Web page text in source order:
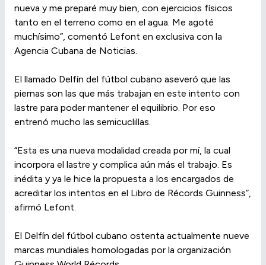
nueva y me preparé muy bien, con ejercicios físicos
tanto en el terreno como en el agua. Me agoté
muchísimo”, comentó Lefont en exclusiva con la
Agencia Cubana de Noticias.
El llamado Delfín del fútbol cubano aseveró que las
piernas son las que más trabajan en este intento con
lastre para poder mantener el equilibrio. Por eso
entrenó mucho las semicuclillas.
“Esta es una nueva modalidad creada por mí, la cual
incorpora el lastre y complica aún más el trabajo. Es
inédita y ya le hice la propuesta a los encargados de
acreditar los intentos en el Libro de Récords Guinness”,
afirmó Lefont.
El Delfín del fútbol cubano ostenta actualmente nueve
marcas mundiales homologadas por la organización